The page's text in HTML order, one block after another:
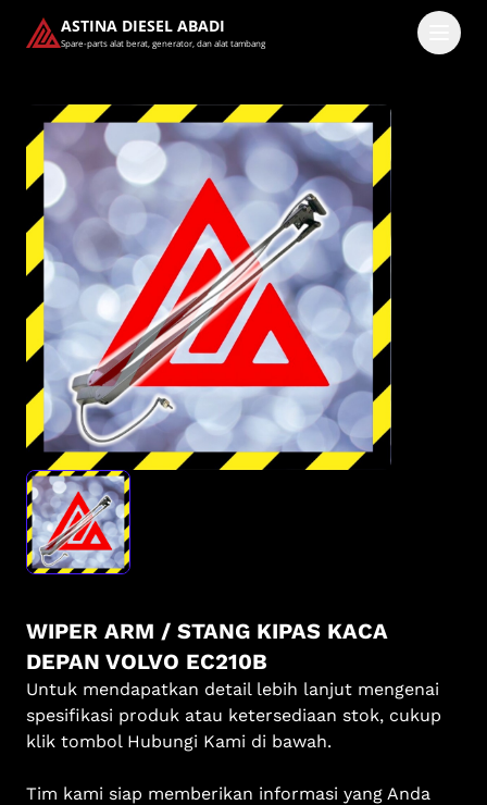
ASTINA DIESEL ABADI
Spare-parts alat berat, generator, dan alat tambang
Masuk
Pilih methode masuk
Lanjutkan dengan Google
Dengan melanjutkan, kamu telah membaca dan setuju
denganKetentuan Layanandan Kebijakan Privasi kami.
WIPER ARM / STANG KIPAS KACA
DEPAN VOLVO EC210B
Untuk mendapatkan detail lebih lanjut mengenai
spesifikasi produk atau ketersediaan stok, cukup
klik tombol Hubungi Kami di bawah.
Tim kami siap memberikan informasi yang Anda